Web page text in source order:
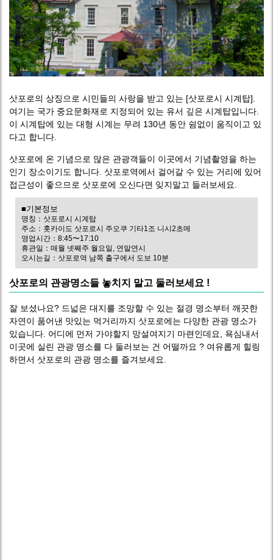
삿포로의 상징으로 시민들의 사랑을 받고 있는 [삿포로시 시계탑].
여기는 국가 중요문화재로 지정되어 있는 유서 깊은 시계탑입니다.
이 시계탑에 있는 대형 시계는 무려 130년 동안 쉼없이 움직이고 있
다고 합니다.
삿포로에 온 기념으로 많은 관광객들이 이곳에서 기념촬영을 하는
인기 장소이기도 합니다. 삿포로역에서 걸어갈 수 있는 거리에 있어
접근성이 좋으므로 삿포로에 오신다면 잊지말고 들러보세요.
■기본정보
명칭：삿포로시 시계탑
주소：홋카이도 삿포로시 주오쿠 기타1조 니시2초메
영업시간：8:45〜17:10
휴관일：매월 넷째주 월요일, 연말연시
오시는길：삿포로역 남쪽 출구에서 도보 10분
삿포로의 관광명소들 놓치지 말고 둘러보세요 !
잘 보셨나요? 드넓은 대지를 조망할 수 있는 절경 명소부터 깨끗한
자연이 품어낸 맛있는 먹거리까지 삿포로에는 다양한 관광 명소가
있습니다. 어디에 먼저 가야할지 망설여지기 마련인데요, 욕심내서
이곳에 실린 관광 명소를 다 둘러보는 건 어떨까요 ? 여유롭게 힐링
하면서 삿포로의 관광 명소를 즐겨보세요.